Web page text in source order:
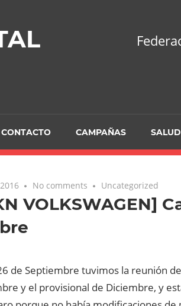
CONTACTO CAMPAÑAS
No comments Uncategorized
VOLKSWAGEN]
de Septiembre tuvimos la reunión
y el provisional de Diciembre, y